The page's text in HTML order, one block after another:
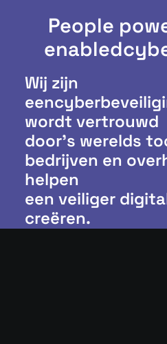
People
enabled
Wij zijn
wordt vertrouwd
door’s werelds
bedrijven en
helpen
een veiliger
creëren.